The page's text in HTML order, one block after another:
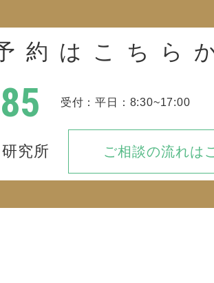
約はこちら
平日：8:30~17:00
究所 ご相談の流れは